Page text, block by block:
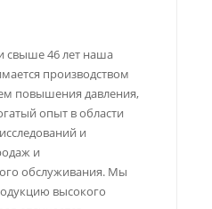
свыше 46 лет наша
производством
повышения давления,
опыт в области
и
и
обслуживания. Мы
высокого